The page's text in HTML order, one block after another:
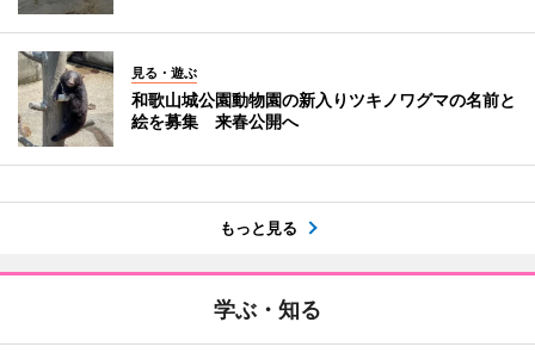
見る・遊ぶ
和歌山城公園動物園の新入りツキノワグマの名前と
絵を募集 来春公開へ
もっと見る
学ぶ・知る